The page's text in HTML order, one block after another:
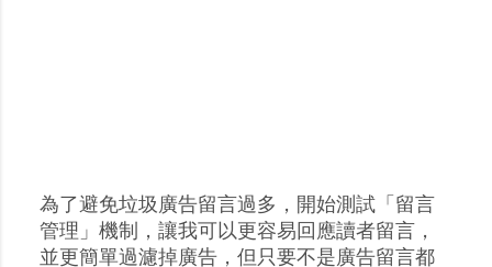
張
貼
為了避免垃圾廣告留言過多，開始測試「留言
管理」機制，讓我可以更容易回應讀者留言，
並更簡單過濾掉廣告，但只要不是廣告留言都